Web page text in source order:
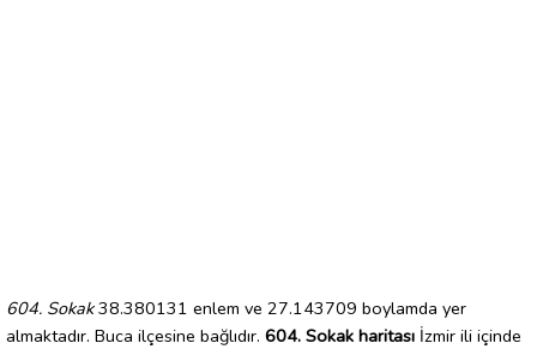
604. Sokak38.380131 enlem ve 27.143709 boylamda yer
almaktadır. Buca ilçesine bağlıdır. 604. Sokak haritası İzmir ili içinde